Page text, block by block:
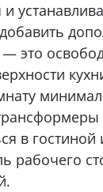
это
в гостиной
рабочего